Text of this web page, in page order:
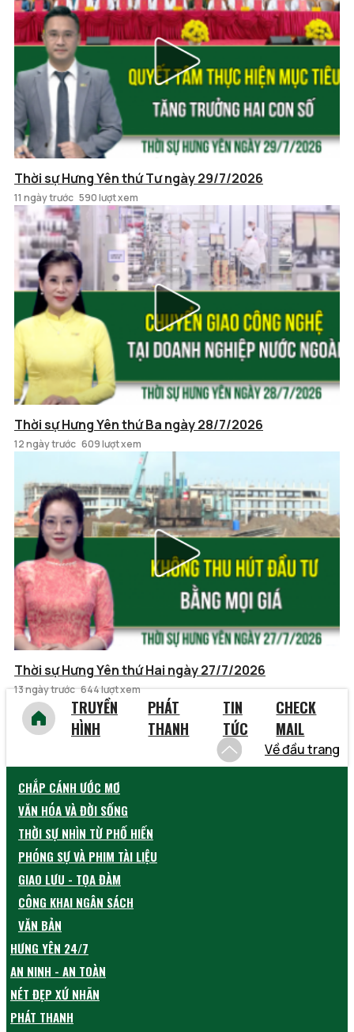
Thời sự Hưng Yên thứ Tư ngày 29/7/2026
11 ngày trước 590 lượt xem
Thời sự Hưng Yên thứ Ba ngày 28/7/2026
12 ngày trước 609 lượt xem
Thời sự Hưng Yên thứ Hai ngày 27/7/2026
13 ngày trước 644 lượt xem
TRUYỀN
HÌNH
PHÁT
THANH
TIN
TỨC
CHECK
MAIL
Về đầu trang
CHẮP CÁNH ƯỚC MƠ
VĂN HÓA VÀ ĐỜI SỐNG
THỜI SỰ NHÌN TỪ PHỐ HIẾN
PHÓNG SỰ VÀ PHIM TÀI LIỆU
GIAO LƯU - TỌA ĐÀM
CÔNG KHAI NGÂN SÁCH
VĂN BẢN
HƯNG YÊN 24/7
AN NINH - AN TOÀN
NÉT ĐẸP XỨ NHÃN
PHÁT THANH